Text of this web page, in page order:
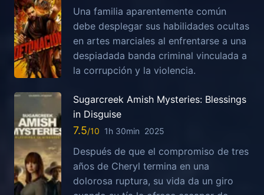
Una familia aparentemente común
debe desplegar sus habilidades ocultas
en artes marciales al enfrentarse a una
despiadada banda criminal vinculada a
la corrupción y la violencia.
Sugarcreek Amish Mysteries: Blessings
in Disguise
7.5 1h 30min 2025
Después de que el compromiso de tres
años de Cheryl termina en una
dolorosa ruptura, su vida da un giro